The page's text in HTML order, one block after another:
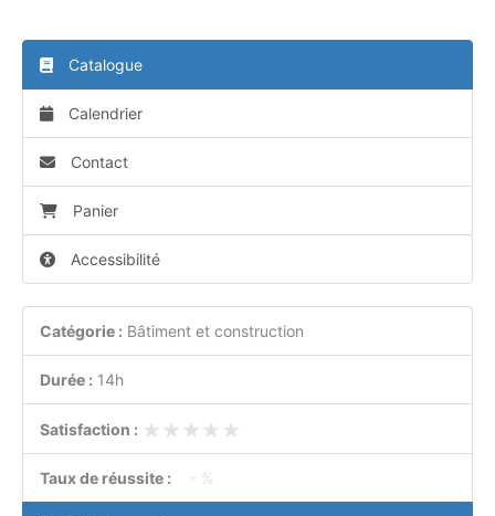
Catalogue
Calendrier
Contact
Panier
Accessibilité
Catégorie : Bâtiment et construction
Durée : 14h
Satisfaction : ★★★★★
★★★★★
Taux de réussite : - %